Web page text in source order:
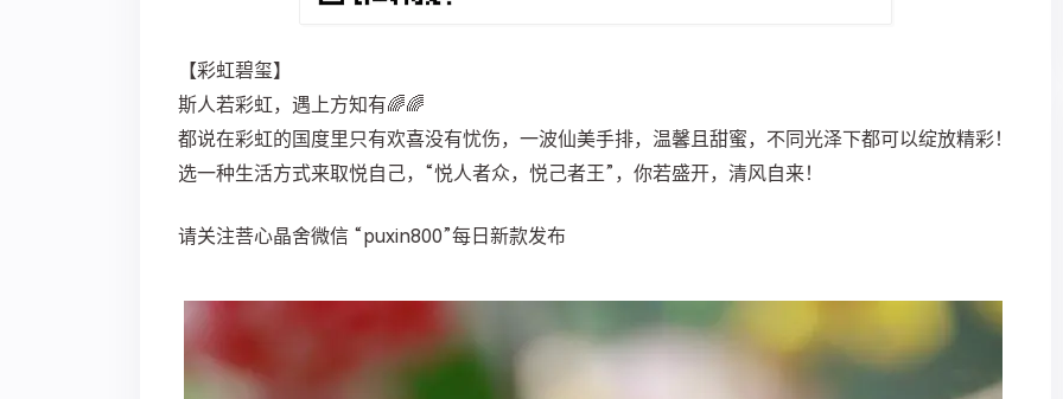
【彩虹碧玺】
斯人若彩虹，遇上方知有🌈🌈
都说在彩虹的国度里只有欢喜没有忧伤，一波仙美手排，温馨且甜蜜，不同光泽下都可以绽放精彩！
选一种生活方式来取悦自己，“悦人者众，悦己者王”，你若盛开，清风自来！
请关注菩心晶舍微信 “puxin800”每日新款发布